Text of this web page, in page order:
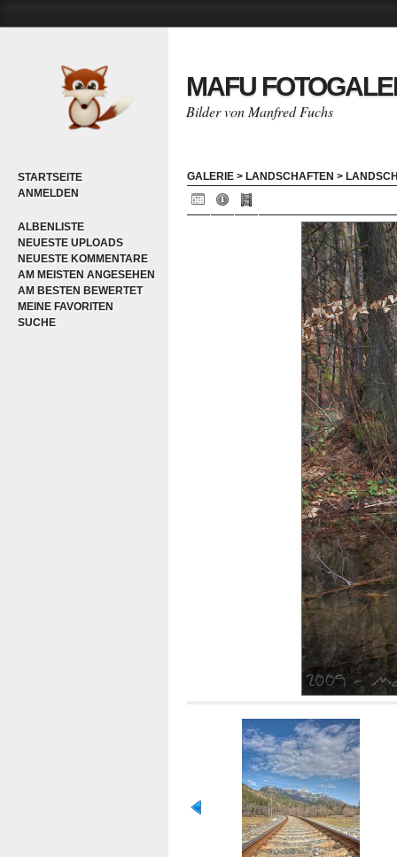
STARTSEITE
ANMELDEN
ALBENLISTE
NEUESTE UPLOADS
NEUESTE KOMMENTARE
AM MEISTEN ANGESEHEN
AM BESTEN BEWERTET
MEINE FAVORITEN
SUCHE
MAFU
Bilder von Manfred Fuchs
GALERIE > LANDSCHAFTEN >